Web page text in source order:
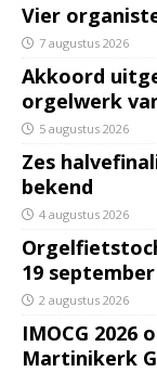
Vier
7 augustus 2026
Akkoord
orgelwerk
5 augustus 2026
Zes
bekend
4 augustus 2026
19 september
2 augustus 2026
IMOCG 2026
Martinikerk